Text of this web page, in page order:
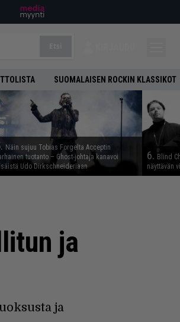
SUOMALAISEN ROCKIN KLASSIKOT
Näin sujuu Tobias Forgelta Acceptin
tuotanto – Ghost-johtaja kanavoi
Udo Dirkschneideriaan
6. Blind
näyttävän
ja
ja